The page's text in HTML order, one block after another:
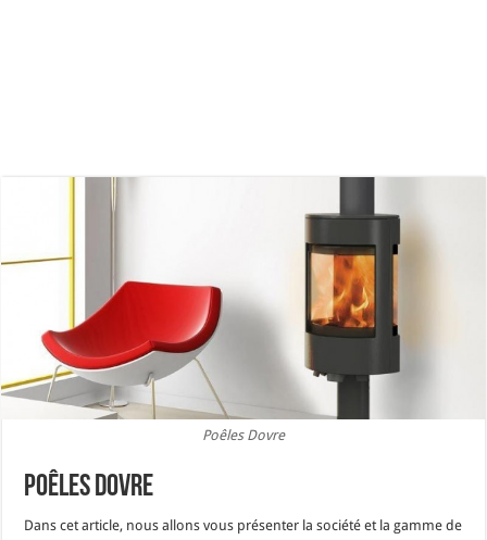
Poêles Dovre
Poêles Dovre
Dans cet article, nous allons vous présenter la société et la gamme de